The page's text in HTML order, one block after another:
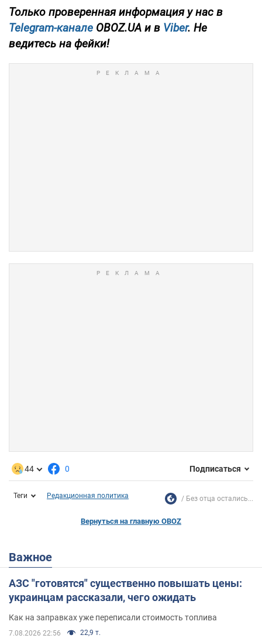
Только проверенная информация у нас в
Telegram-канале OBOZ.UA и в Viber. Не
ведитесь на фейки!
44 0 Подписаться
Теги Редакционная политика Без отца остались...
Вернуться на главную OBOZ
Важное
АЗС "готовятся" существенно повышать цены:
украинцам рассказали, чего ожидать
Как на заправках уже переписали стоимость топлива
7.08.2026 22:56 22,9 т.